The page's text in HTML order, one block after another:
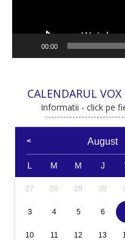
00:00
CALENDARUL VOX
Informatii - click pe
August
L M M J
27 28 29 30
3 4 5 6
10 11 12 13